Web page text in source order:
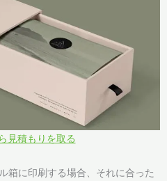
見積もりを取る
箱に印刷する場合、それに合った